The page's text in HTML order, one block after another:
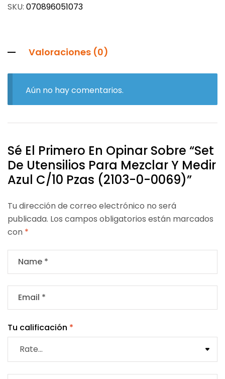
SKU: 070896051073
Valoraciones (0)
Aún no hay comentarios.
Sé El Primero En Opinar Sobre “Set
De Utensilios Para Mezclar Y Medir
Azul C/10 Pzas (2103-0-0069)”
Tu dirección de correo electrónico no será
publicada. Los campos obligatorios están marcados
con *
Tu calificación *